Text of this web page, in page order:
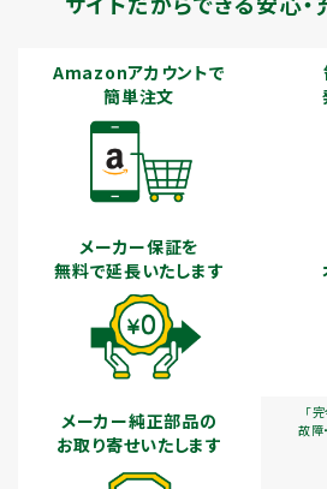
Amazonアカウントで
簡単注文
メーカー保証を
無料で延長いたします
「
故障
メーカー純正部品の
お取り寄せいたします